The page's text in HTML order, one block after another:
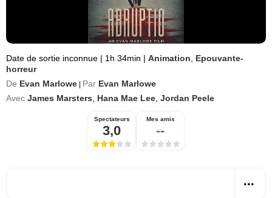
Date de sortie inconnue | 1h 34min | Animation
Epouvante-
horreur
De Evan Marlowe Par Evan Marlowe
Avec James Marsters Hana Mae Lee Jordan Peele
Spectateurs
3,0
Mes amis
--